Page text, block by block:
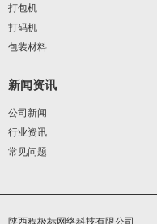
打包机
打码机
包装材料
新闻资讯
公司新闻
行业资讯
常见问题
陕西程极标网络科技有限公司